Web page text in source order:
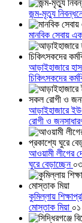
জন্ম-মৃত্যু
মানবিক সেবায়
আড়াইহাজারে
চিকিৎসকদের
আড়াইহাজারে
রোগী ও
আওয়ামী লীগের
ঘুরে বেড়াচ্ছেন
কুমিল্লায়
মোস্তাক মিয়া